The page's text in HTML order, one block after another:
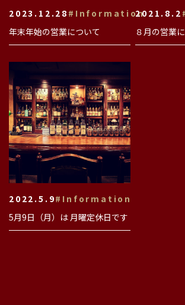
2023.12.28 #Information
年末年始の営業について
2021.8.2
８月の営業
2022.5.9#Information
5月9日（月）は 月曜定休日です